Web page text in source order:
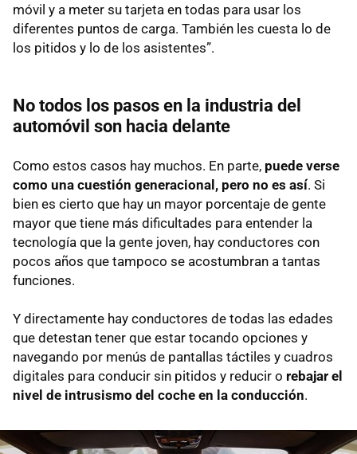
móvil y a meter su tarjeta en todas para usar los
diferentes puntos de carga. También les cuesta lo de
los pitidos y lo de los asistentes”.
No todos los pasos en la industria del
automóvil son hacia delante
Como estos casos hay muchos. En parte, puede verse
como una cuestión generacional, pero no es así. Si
bien es cierto que hay un mayor porcentaje de gente
mayor que tiene más dificultades para entender la
tecnología que la gente joven, hay conductores con
pocos años que tampoco se acostumbran a tantas
funciones.
Y directamente hay conductores de todas las edades
que detestan tener que estar tocando opciones y
navegando por menús de pantallas táctiles y cuadros
digitales para conducir sin pitidos y reducir o rebajar el
nivel de intrusismo del coche en la conducción.